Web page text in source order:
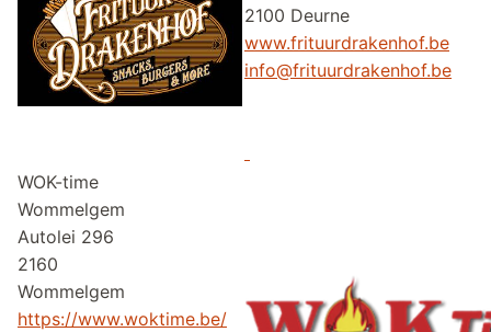
2100 Deurne
www.frituurdrakenhof.be
info@frituurdrakenhof.be
WOK-time
Wommelgem
Autolei 296
2160
Wommelgem
https://www.woktime.be/